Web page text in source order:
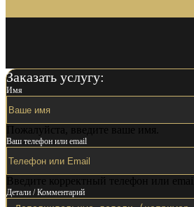
Заказать услугу:
Имя
Пожалуйста, введите ваше имя.
Ваш телефон или email
Введите корректный телефон или email.
Детали / Комментарий